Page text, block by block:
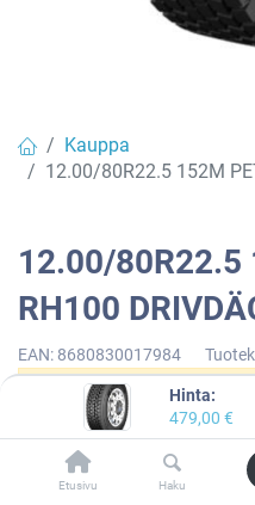
Hinta:
479,00 €
Etusivu Haku
Kauppa
12.00/80R22.5 152M
12.00/80R22.5
RH100
EAN: 8680830017984
Tällä tuotteella ei ole
PETLAS